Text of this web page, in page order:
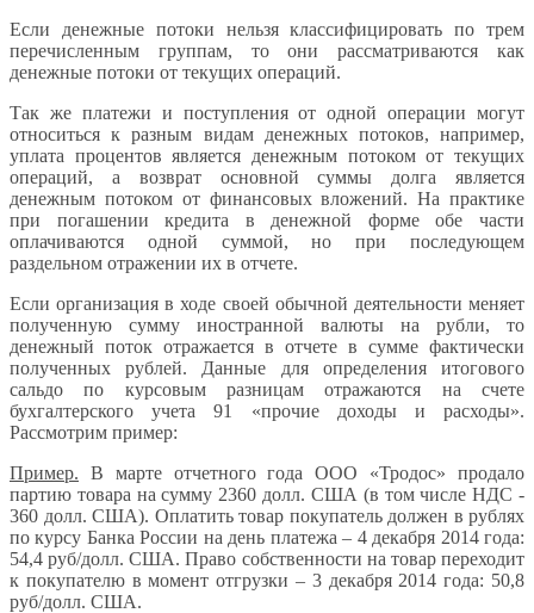
Если денежные потоки нельзя классифицировать по трем
перечисленным группам, то они рассматриваются как
денежные потоки от текущих операций.
Так же платежи и поступления от одной операции могут
относиться к разным видам денежных потоков, например,
уплата процентов является денежным потоком от текущих
операций, а возврат основной суммы долга является
денежным потоком от финансовых вложений. На практике
при погашении кредита в денежной форме обе части
оплачиваются одной суммой, но при последующем
раздельном отражении их в отчете.
Если организация в ходе своей обычной деятельности меняет
полученную сумму иностранной валюты на рубли, то
денежный поток отражается в отчете в сумме фактически
полученных рублей. Данные для определения итогового
сальдо по курсовым разницам отражаются на счете
бухгалтерского учета 91 «прочие доходы и расходы».
Рассмотрим пример:
Пример. В марте отчетного года ООО «Тродос» продало
партию товара на сумму 2360 долл. США (в том числе НДС -
360 долл. США). Оплатить товар покупатель должен в рублях
по курсу Банка России на день платежа – 4 декабря 2014 года:
54,4 руб/долл. США. Право собственности на товар переходит
к покупателю в момент отгрузки – 3 декабря 2014 года: 50,8
руб/долл. США.